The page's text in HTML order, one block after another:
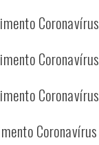
Coronavírus
Coronavírus
Coronavírus
Coronavírus